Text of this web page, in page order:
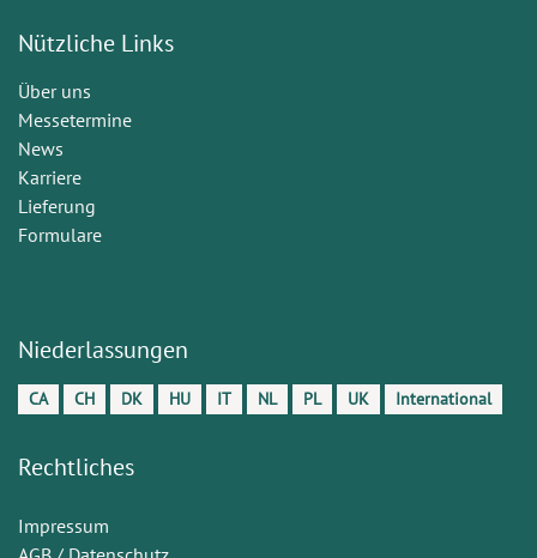
Nützliche Links
Über uns
Messetermine
News
Karriere
Lieferung
Formulare
Niederlassungen
CA CH DK HU IT NL PL UK International
Rechtliches
Impressum